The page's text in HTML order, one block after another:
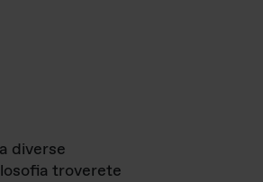
diverse
troverete